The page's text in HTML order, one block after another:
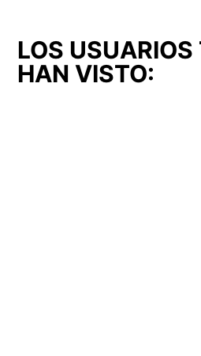
LOS USUARIOS
HAN VISTO: